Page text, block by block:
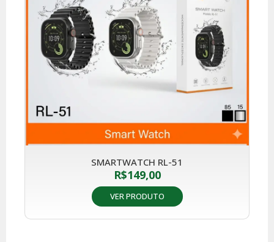
SMARTWATCH RL-51
R$149,00
VER PRODUTO